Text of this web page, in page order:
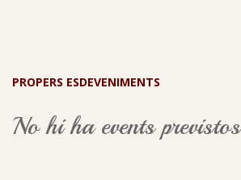
PROPERS ESDEVENIMENTS
No hi ha events previstos